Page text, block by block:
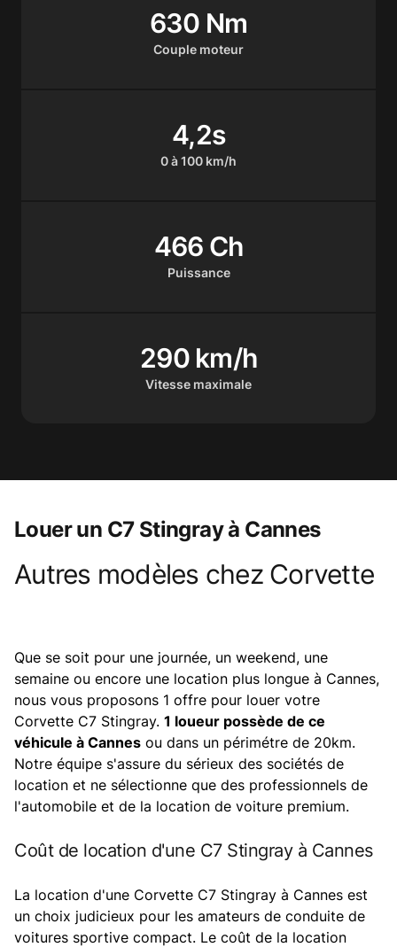
Couple moteur
630 Nm
0 à 100 km/h
4,2s
Puissance
466 Ch
Vitesse maximale
290 km/h
Louer un C7 Stingray à Cannes
Product information
Autres modèles chez Corvette
Que se soit pour une journée, un weekend, une
semaine ou encore une location plus longue à Cannes,
nous vous proposons 1 offre pour louer votre
Corvette C7 Stingray. 1 loueur possède de ce
véhicule à Cannes ou dans un périmétre de 20km.
Notre équipe s'assure du sérieux des sociétés de
location et ne sélectionne que des professionnels de
l'automobile et de la location de voiture premium.
Coût de location d'une C7 Stingray à Cannes
La location d'une Corvette C7 Stingray à Cannes est
un choix judicieux pour les amateurs de conduite de
voitures sportive compact. Le coût de la location